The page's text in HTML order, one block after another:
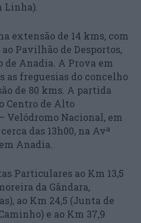
Linha).
extensão de 14 kms, com
Pavilhão de Desportos,
de Anadia. A Prova em
as freguesias do concelho
de 80 kms. A partida
Centro de Alto
Velódromo Nacional, em
das 13h00, na Avª
Anadia.
Particulares ao Km 13,5
da Gândara,
ao Km 24,5 (Junta de
e ao Km 37,9